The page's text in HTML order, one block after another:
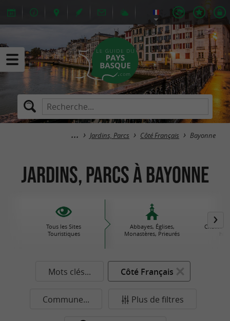
Jardins, Parcs Côté Français Bayonne
Jardins, Parcs à Bayonne
Tous les Sites
Touristiques
Abbayes, Églises,
Monastères, Prieurés
Mots clés... Côté Français
Commune... Plus de filtres